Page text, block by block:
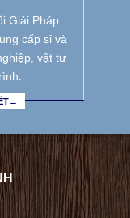
Giải Pháp
cấp sỉ và
vật tư